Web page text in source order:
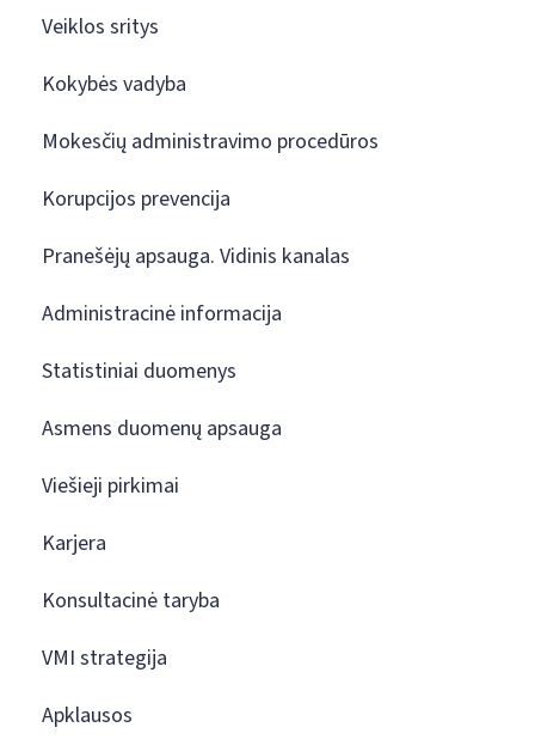
Veiklos sritys
Kokybės vadyba
Mokesčių administravimo procedūros
Korupcijos prevencija
Pranešėjų apsauga. Vidinis kanalas
Administracinė informacija
Statistiniai duomenys
Asmens duomenų apsauga
Viešieji pirkimai
Karjera
Konsultacinė taryba
VMI strategija
Apklausos